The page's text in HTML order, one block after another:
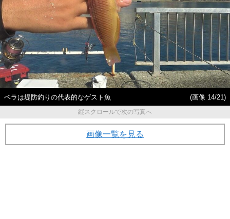
ベラは堤防釣りの代表的なゲスト魚
(画像 14/21)
縦スクロールで次の写真へ
画像一覧を見る